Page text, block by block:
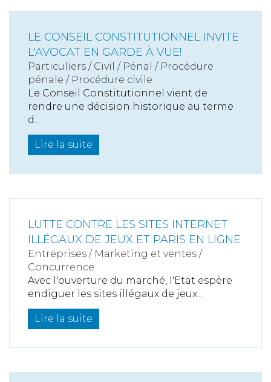
LE CONSEIL CONSTITUTIONNEL INVITE
L'AVOCAT EN GARDE À VUE!
Particuliers / Civil / Pénal / Procédure
pénale / Procédure civile
Le Conseil Constitutionnel vient de
rendre une décision historique au terme
d...
Lire la suite
LUTTE CONTRE LES SITES INTERNET
ILLÉGAUX DE JEUX ET PARIS EN LIGNE
Entreprises / Marketing et ventes /
Concurrence
Avec l'ouverture du marché, l'Etat espère
endiguer les sites illégaux de jeux...
Lire la suite